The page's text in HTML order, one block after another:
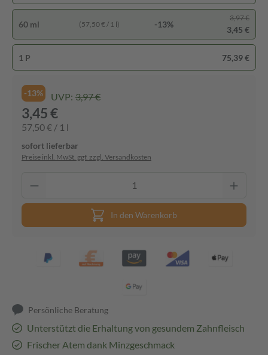
60 ml (57,50 € / 1 l) -13%
3,97 €
3,45 €
1 P 75,39 €
-13% UVP: 3,97 €
3,45 €
57,50 € / 1 l
sofort lieferbar
Preise inkl. MwSt. ggf. zzgl. Versandkosten
In den Warenkorb
Persönliche Beratung
Unterstützt die Erhaltung von gesundem Zahnfleisch
Frischer Atem dank Minzgeschmack